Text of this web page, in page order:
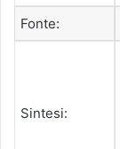
Fonte:
Sintesi: